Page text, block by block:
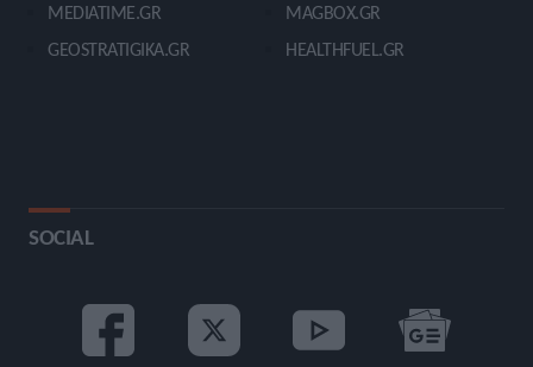
MEDIATIME.GR
GEOSTRATIGIKA.GR
MAGBOX.GR
HEALTHFUEL.GR
SOCIAL